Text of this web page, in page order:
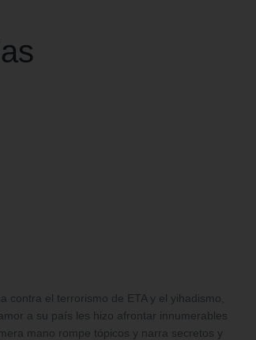
el terrorismo de ETA y el yihadismo,
a su país les hizo afrontar innumerables
mano rompe tópicos y narra secretos y